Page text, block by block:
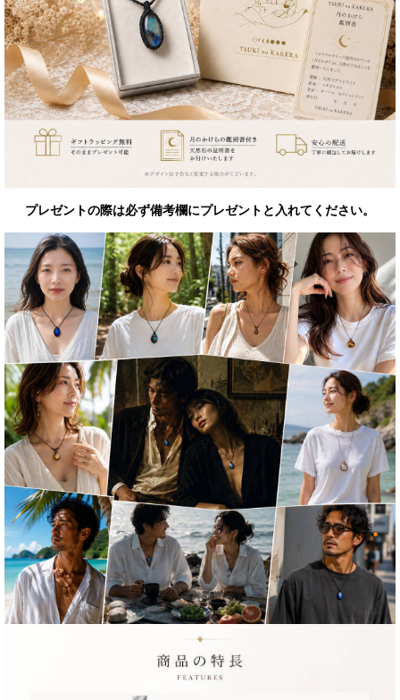
プレゼントの際は必ず備考欄にプレゼントと入れてください。